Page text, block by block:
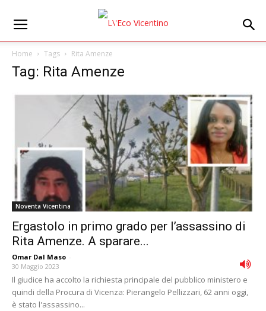
Home Tags Rita Amenze
Tag: Rita Amenze
Noventa Vicentina
Ergastolo in primo grado per l’assassino di
Rita Amenze. A sparare...
Omar Dal Maso -
30 Maggio 2023
Il giudice ha accolto la richiesta principale del pubblico ministero e
quindi della Procura di Vicenza: Pierangelo Pellizzari, 62 anni oggi,
è stato l'assassino...